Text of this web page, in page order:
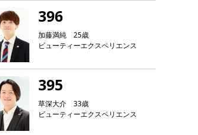
396
加藤満純 25歳
ビューティーエクスペリエンス
395
草深大介 33歳
ビューティーエクスペリエンス